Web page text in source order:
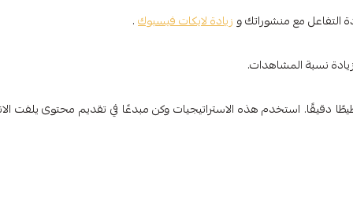
زيادة لايكات فيسبوك.
نسبة المشاهدات.
دقيقًا. استخدم هذه الاستراتيجيات وكن مبدعًا في تقديم محتوى يلفت